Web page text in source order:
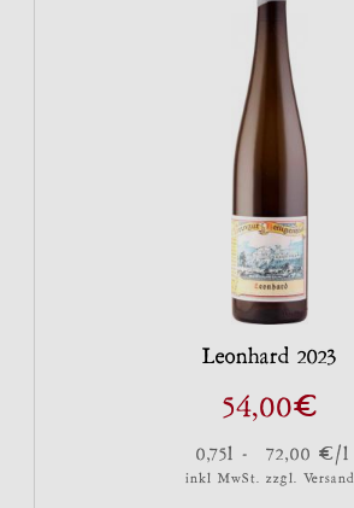
Leonhard 2023
54,00€
0,75l - 72,00 €/l
inkl MwSt. zzgl. Versand